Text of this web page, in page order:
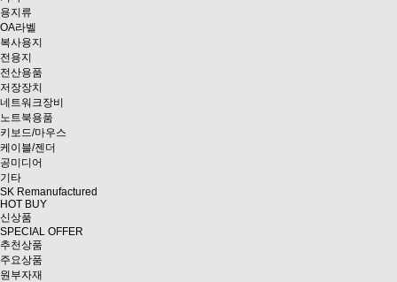
용지류
OA라벨
복사용지
전용지
전산용품
저장장치
네트워크장비
노트북용품
키보드/마우스
케이블/젠더
공미디어
기타
SK Remanufactured
HOT BUY
신상품
SPECIAL OFFER
추천상품
주요상품
원부자재